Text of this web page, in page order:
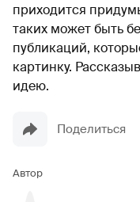
приходится
таких может быть
публикаций,
картинку.
идею.
Поделиться
Автор